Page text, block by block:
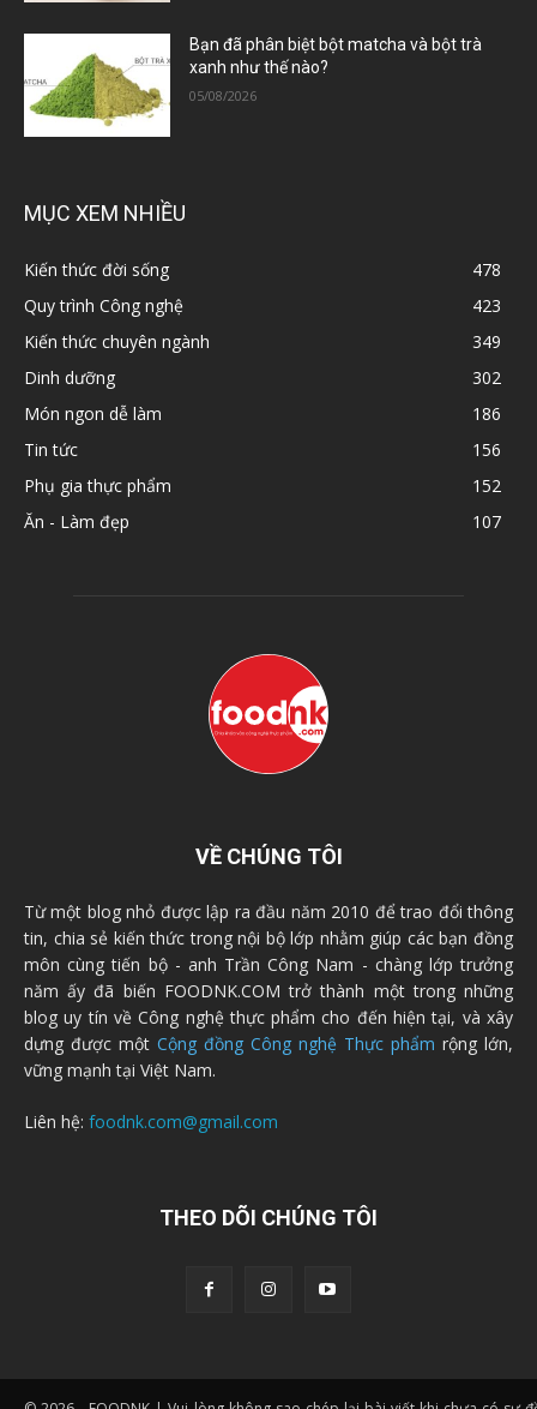
Bạn đã phân biệt bột matcha và bột trà
xanh như thế nào?
05/08/2026
MỤC XEM NHIỀU
Kiến thức đời sống
478
Quy trình Công nghệ
423
Kiến thức chuyên ngành
349
Dinh dưỡng
302
Món ngon dễ làm
186
Tin tức
156
Phụ gia thực phẩm
152
Ăn - Làm đẹp
107
VỀ CHÚNG TÔI
Từ một blog nhỏ được lập ra đầu năm 2010 để trao đổi thông
tin, chia sẻ kiến thức trong nội bộ lớp nhằm giúp các bạn đồng
môn cùng tiến bộ - anh Trần Công Nam - chàng lớp trưởng
năm ấy đã biến FOODNK.COM trở thành một trong những
blog uy tín về Công nghệ thực phẩm cho đến hiện tại, và xây
dựng được một Cộng đồng Công nghệ Thực phẩm rộng lớn,
vững mạnh tại Việt Nam.
Liên hệ: foodnk.com@gmail.com
THEO DÕI CHÚNG TÔI